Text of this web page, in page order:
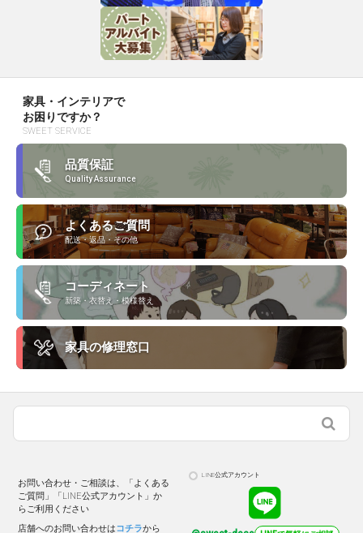
家具・インテリアで
お困りですか？
SWEET SERVICE
品質保証
Quality Assurance
よくあるご質問
配送・返品・その他
コーディネート
新築・衣替え・模様替え
家具の修理窓口
お問い合わせ・ご相談は、「よくある
ご質問」「LINE公式アカウント」か
らご利用ください
店舗へのお問い合わせはコチラから
LINE公式アカウント